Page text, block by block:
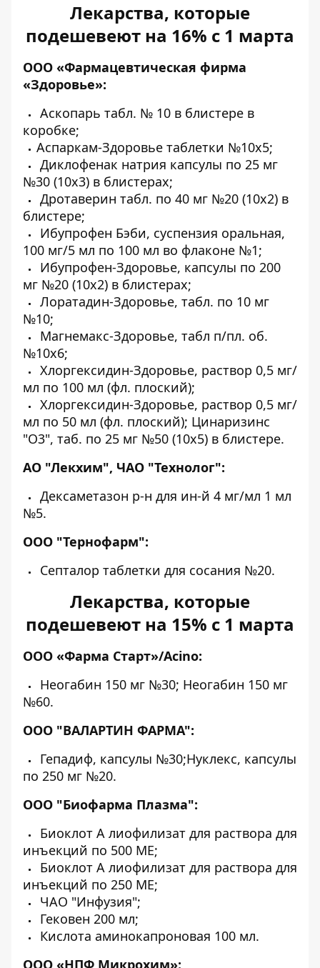
Лекарства, которые
подешевеют на 16% с 1 марта
ООО «Фармацевтическая фирма
«Здоровье»:
Аскопарь табл. № 10 в блистере в
коробке;
Аспаркам-Здоровье таблетки №10х5;
Диклофенак натрия капсулы по 25 мг
№30 (10х3) в блистерах;
Дротаверин табл. по 40 мг №20 (10х2) в
блистере;
Ибупрофен Бэби, суспензия оральная,
100 мг/5 мл по 100 мл во флаконе №1;
Ибупрофен-Здоровье, капсулы по 200
мг №20 (10х2) в блистерах;
Лоратадин-Здоровье, табл. по 10 мг
№10;
Магнемакс-Здоровье, табл п/пл. об.
№10х6;
Хлоргексидин-Здоровье, раствор 0,5 мг/
мл по 100 мл (фл. плоский);
Хлоргексидин-Здоровье, раствор 0,5 мг/
мл по 50 мл (фл. плоский); Цинаризинс
"О3", таб. по 25 мг №50 (10х5) в блистере.
АО "Лекхим", ЧАО "Технолог":
Дексаметазон р-н для ин-й 4 мг/мл 1 мл
№5.
ООО "Тернофарм":
Септалор таблетки для сосания №20.
Лекарства, которые
подешевеют на 15% с 1 марта
ООО «Фарма Старт»/Acino:
Неогабин 150 мг №30; Неогабин 150 мг
№60.
ООО "ВАЛАРТИН ФАРМА":
Гепадиф, капсулы №30;Нуклекс, капсулы
по 250 мг №20.
ООО "Биофарма Плазма":
Биоклот А лиофилизат для раствора для
инъекций по 500 МЕ;
Биоклот А лиофилизат для раствора для
инъекций по 250 МЕ;
ЧАО "Инфузия";
Гековен 200 мл;
Кислота аминокапроновая 100 мл.
ООО «НПФ Микрохим»: